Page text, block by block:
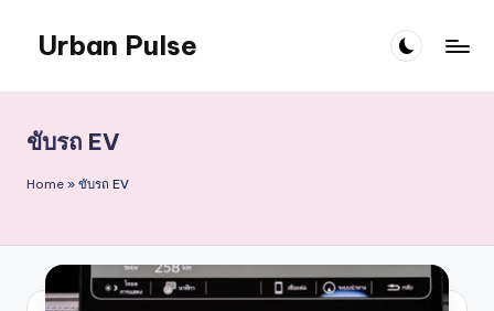
content
Urban Pulse
ขับรถ EV
Home » ขับรถ EV